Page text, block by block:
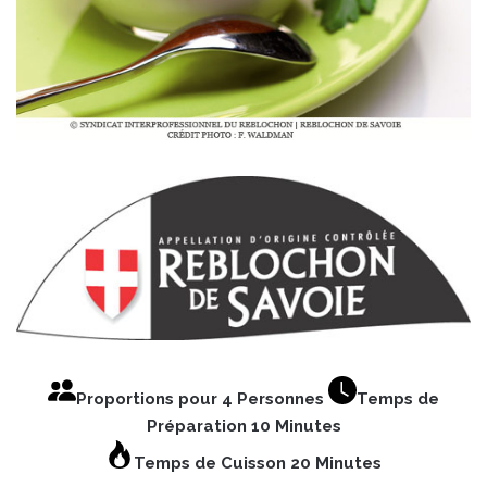
Proportions pour 4 Personnes
Temps de
Préparation 10 Minutes
Temps de Cuisson 20 Minutes